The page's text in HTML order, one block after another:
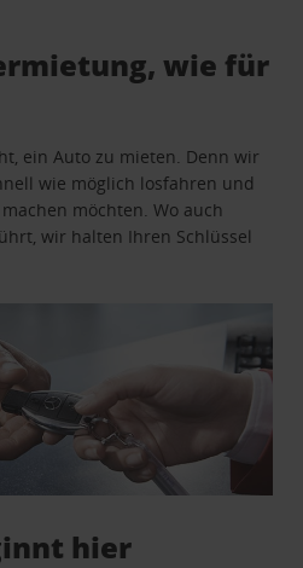
wie für
ein Auto zu mieten. Denn wir
wie möglich losfahren und
möchten. Wo auch
wir halten Ihren Schlüssel
hier